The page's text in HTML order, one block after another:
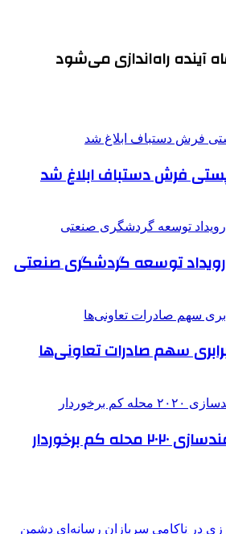
آینده راه‌اندازی می‌شود
فرش دستباف ابلاغ شد
رویداد توسعه گردشگری صنعتی
کم برخوردار
در ناکامی سربازان رسانه‌ای دشمن